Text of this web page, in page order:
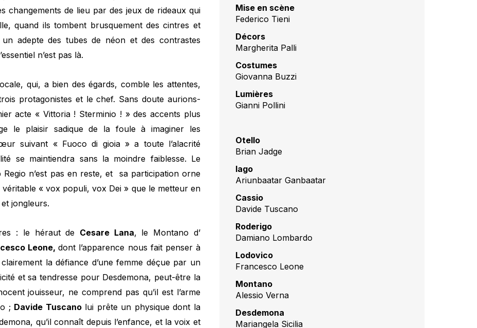
changements de lieu par des jeux de rideaux qui
quand ils tombent brusquement des cintres et
un adepte des tubes de néon et des contrastes
n’est pas là.
qui, a bien des égards, comble les attentes,
protagonistes et le chef. Sans doute aurions-
acte « Vittoria ! Sterminio ! » des accents plus
le plaisir sadique de la foule à imaginer les
suivant « Fuoco di gioia » a toute l’alacrité
se maintiendra sans la moindre faiblesse. Le
n’est pas en reste, et sa participation orne
véritable « vox populi, vox Dei » que le metteur en
jongleurs.
: le héraut de Cesare Lana, le Montano d’
Leone,dont l’apparence nous fait penser à
la défiance d’une femme déçue par un
et sa tendresse pour Desdemona, peut-être la
jouisseur, ne comprend pas qu’il est l’arme
; Davide Tuscanolui prête un physique dont la
qu’il connaît depuis l’enfance, et la voix et
Mise en scène
Federico Tieni
Décors
Margherita Palli
Costumes
Giovanna Buzzi
Lumières
Gianni Pollini
Otello
Brian Jadge
Iago
Ariunbaatar Ganbaatar
Cassio
Davide Tuscano
Roderigo
Damiano Lombardo
Lodovico
Francesco Leone
Montano
Alessio Verna
Desdemona
Mariangela Sicilia